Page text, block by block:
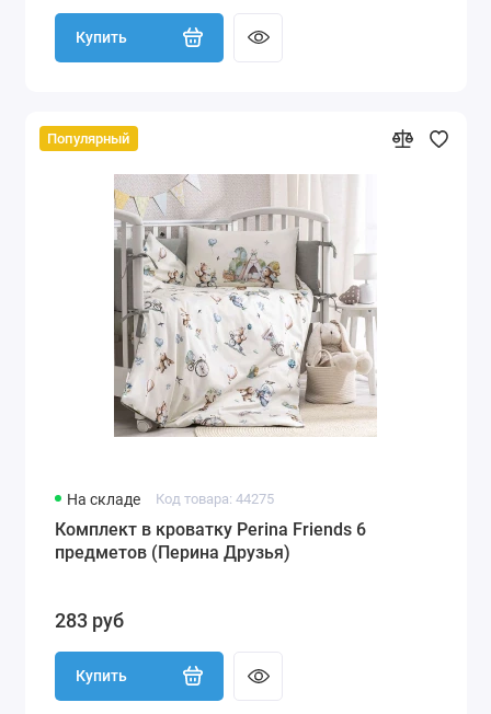
Купить
Популярный
На складе Код товара: 44275
Комплект в кроватку Perina Friends 6
предметов (Перина Друзья)
283 руб
Купить